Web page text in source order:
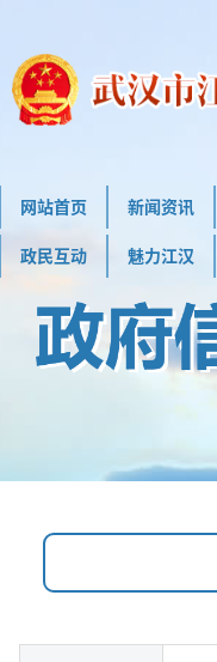
网站首页 新闻资讯
政民互动 魅力江汉